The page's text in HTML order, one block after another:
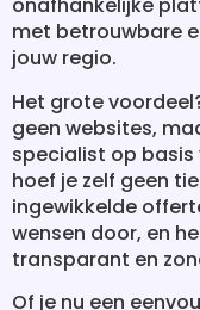
Het grote
geen websites,
specialist op basis
hoef je zelf geen
ingewikkelde
wensen door, en
transparant en
Of je nu een
hebt of een
gekoppeld aan
kennis.